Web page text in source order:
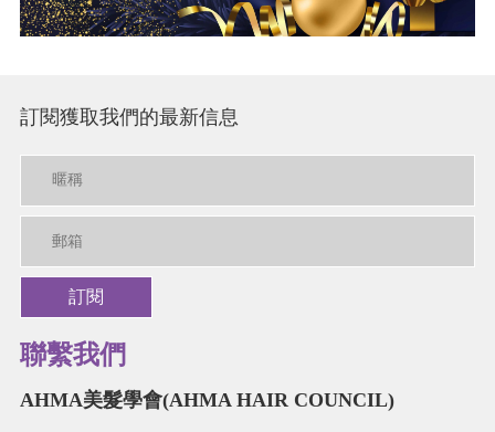
訂閱獲取我們的最新信息
訂閱
聯繫我們
AHMA美髮學會(AHMA HAIR COUNCIL)